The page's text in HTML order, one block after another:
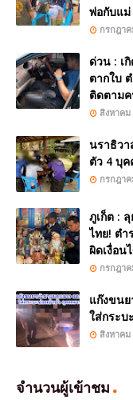
พ่อกับแ
กรกฎาค
ด่วน : เ
ตากใบ
ติดตาม
สิงหาคม
นราธิว
ตัว 4 บุ
กรกฎาค
ภูเก็ต :
ไทย! ตำ
ผิดเงื่อน
กรกฎาค
แก๊งขน
ใส่กระบ
สิงหาคม
จำนวนผู้เข้าชม